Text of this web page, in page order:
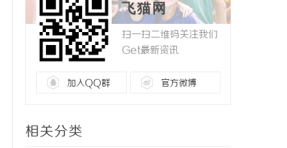
飞猫网
扫一扫二维码关注我们
Get最新资讯
加入QQ群 官方微博
相关分类